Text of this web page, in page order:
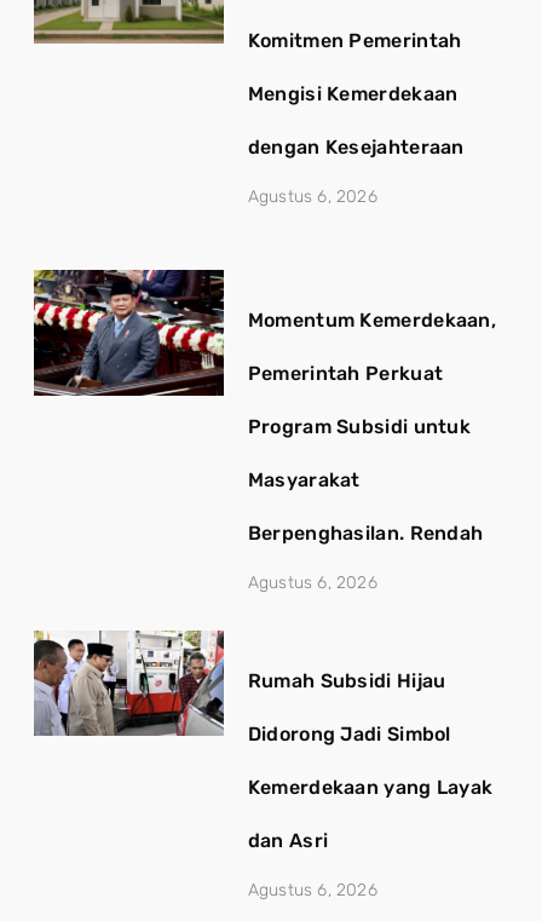
Komitmen Pemerintah
Mengisi Kemerdekaan
dengan Kesejahteraan
Agustus 6, 2026
Momentum Kemerdekaan,
Pemerintah Perkuat
Program Subsidi untuk
Masyarakat
Berpenghasilan. Rendah
Agustus 6, 2026
Rumah Subsidi Hijau
Didorong Jadi Simbol
Kemerdekaan yang Layak
dan Asri
Agustus 6, 2026